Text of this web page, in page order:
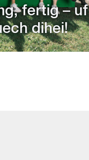
fertig – uf
dihei!